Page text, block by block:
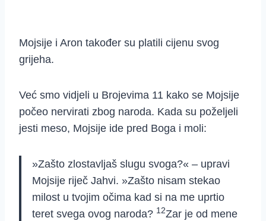
Mojsije i Aron također su platili cijenu svog
grijeha.
Već smo vidjeli u Brojevima 11 kako se Mojsije
počeo nervirati zbog naroda. Kada su poželjeli
jesti meso, Mojsije ide pred Boga i moli:
»Zašto zlostavljaš slugu svoga?« – upravi
Mojsije riječ Jahvi. »Zašto nisam stekao
milost u tvojim očima kad si na me uprtio
teret svega ovog naroda? 12Zar je od mene